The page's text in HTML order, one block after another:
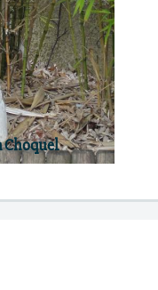
Choquel